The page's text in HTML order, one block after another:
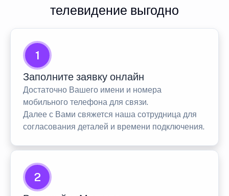
телевидение выгодно
1
Заполните заявку онлайн
Достаточно Вашего имени и номера
мобильного телефона для связи.
Далее с Вами свяжется наша сотрудница для
согласования деталей и времени подключения.
2